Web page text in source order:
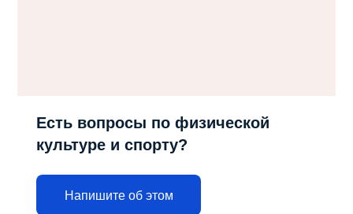
Есть вопросы по физической
культуре и спорту?
Напишите об этом